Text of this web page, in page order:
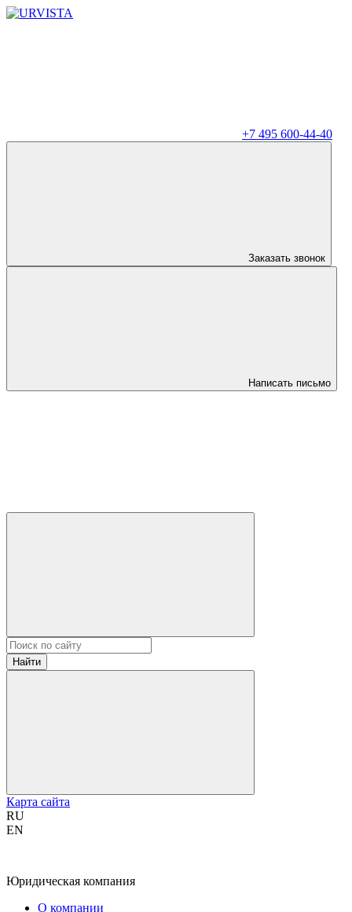
+7 495 600-44-40
Заказать звонок
Написать письмо
Найти
Карта сайта
RU
EN
Юридическая компания
О компании